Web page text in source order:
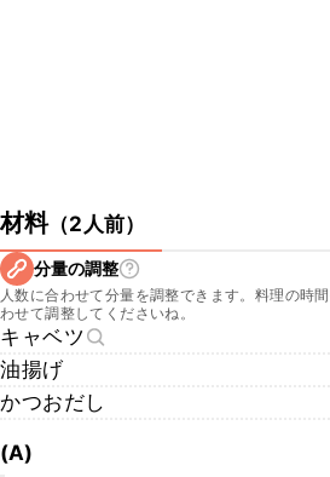
材料（2人前）
分量の調整
人数に合わせて分量を調整できます。料理の時
わせて調整してくださいね。
キャベツ
油揚げ
かつおだし
(A)